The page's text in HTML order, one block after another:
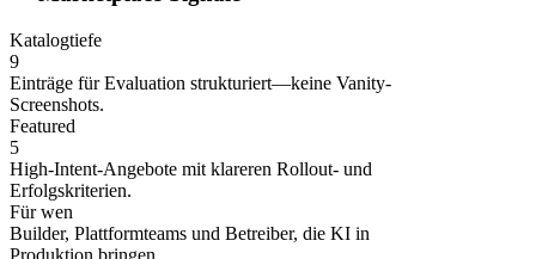
Katalogtiefe
9
Einträge für Evaluation strukturiert—keine Vanity-
Screenshots.
Featured
5
High-Intent-Angebote mit klareren Rollout- und
Erfolgskriterien.
Für wen
Builder, Plattformteams und Betreiber, die KI in
Produktion bringen.